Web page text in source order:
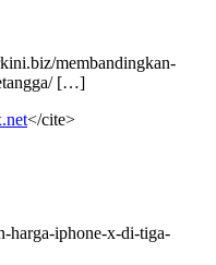
membandingkan-
[…]
</cite>
harga-iphone-x-di-tiga-